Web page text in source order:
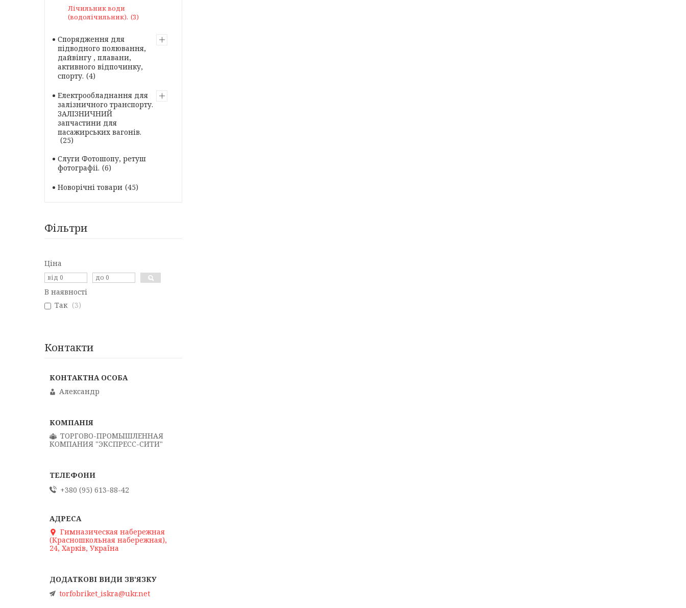
Лічильник води
(водолічильник). 3
Спорядження для
підводного полювання,
дайвінгу , плавани,
активного відпочинку,
спорту. 4
Електрообладнання для
залізничного транспорту.
ЗАЛІЗНИЧНИЙ
запчастини для
пасажирських вагонів.
25
Слуги Фотошопу, ретуш
фотографii. 6
Новорічні товари 45
Фільтри
Ціна
В наявності
Так
3
Контакти
Александр
ТОРГОВО-ПРОМЫШЛЕННАЯ
КОМПАНИЯ "ЭКСПРЕСС-СИТИ"
+380 (95) 613-88-42
Гимназическая набережная
(Красношкольная набережная),
24, Харків, Україна
torfobriket_iskra@ukr.net